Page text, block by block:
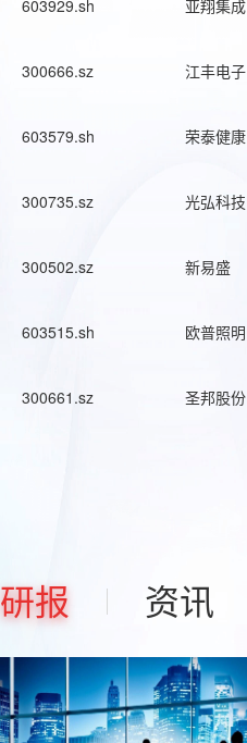
603929.sh 亚翔集成
300666.sz 江丰电子
603579.sh 荣泰健康
300735.sz 光弘科技
300502.sz 新易盛
603515.sh 欧普照明
300661.sz 圣邦股份
研报 资讯